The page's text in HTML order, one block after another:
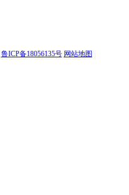
鲁ICP备18056135号 网站地图